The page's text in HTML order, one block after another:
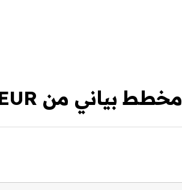
مخطط بياني من EUR إلى SAR خلال آخر 30 يوم